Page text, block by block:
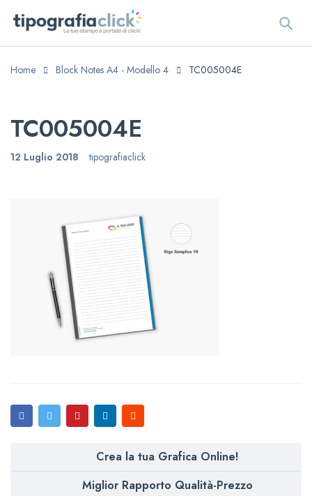
Home Block Notes A4 - Modello 4 TC005004E
TC005004E
12 Luglio 2018 tipografiaclick
Crea la tua Grafica Online!
Miglior Rapporto Qualità-Prezzo